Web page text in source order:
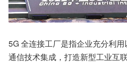
5G 全连接工厂是指企业充分利
通信技术集成，打造新型工业互